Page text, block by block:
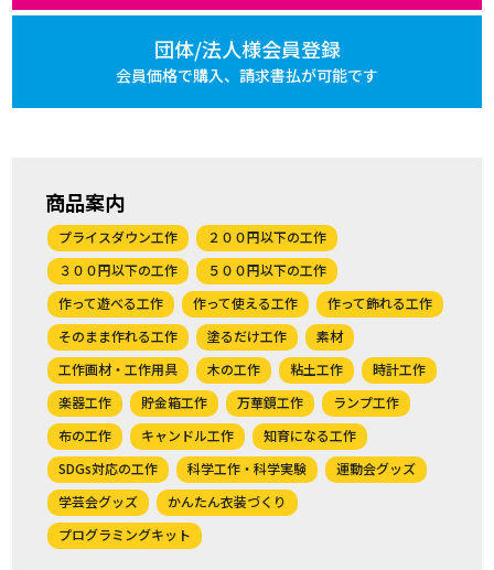
団体/法人様会員登録
会員価格で購入、 請求書払が可能です
商品案内
プライスダウン工作
２００円以下の工作
３００円以下の工作
５００円以下の工作
作って遊べる工作
作って使える工作
作って飾れる工作
そのまま作れる工作
塗るだけ工作
素材
工作画材・工作用具
木の工作 粘土工作
時計工作
楽器工作
貯金箱工作 万華鏡工作
ランプ工作
布の工作
キャンドル工作
知育になる工作
SDGs対応の工作
科学工作・科学実験
運動会グッズ
学芸会グッズ
かんたん衣装づくり
プログラミングキット